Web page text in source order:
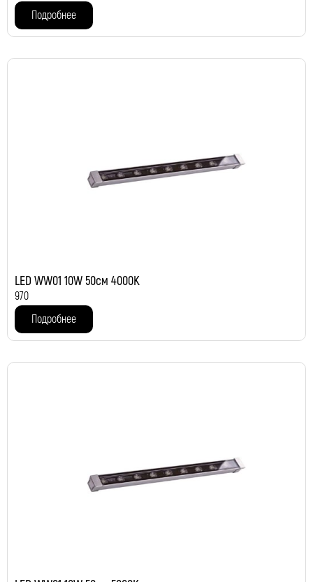
Подробнее
LED WW01 10W 50см 4000K
970
Подробнее